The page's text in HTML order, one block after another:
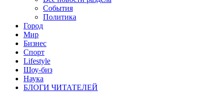
События
Политика
Город
Мир
Бизнес
Спорт
Lifestyle
Шоу-биз
Наука
БЛОГИ ЧИТАТЕЛЕЙ